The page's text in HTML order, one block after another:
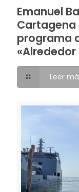
Emanuel
Cartagena
programa
Leer